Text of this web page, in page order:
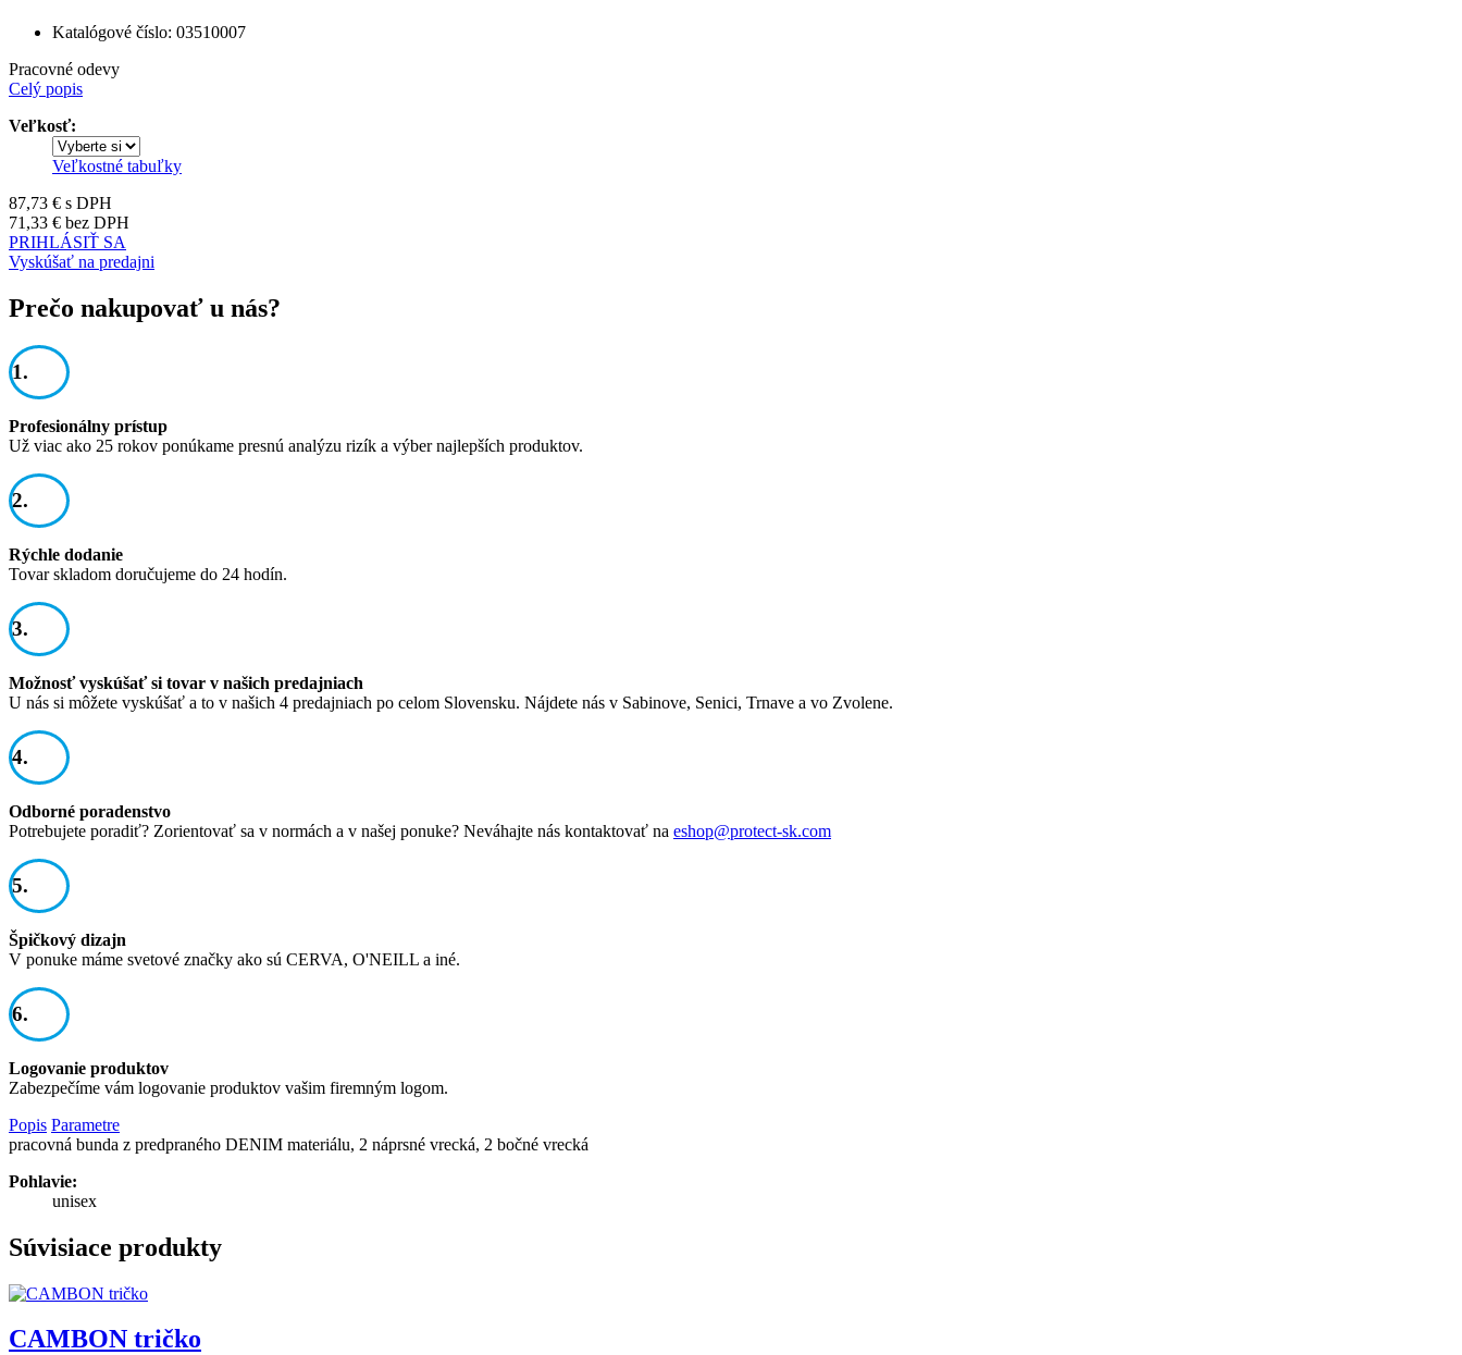
Katalógové číslo: 03510007
Pracovné odevy
Celý popis
Veľkosť:
Veľkostné tabuľky
87,73 € s DPH
71,33 € bez DPH
PRIHLÁSIŤ SA
Vyskúšať na predajni
Prečo nakupovať u nás?
1.
Profesionálny prístup
Už viac ako 25 rokov ponúkame presnú analýzu rizík a výber najlepších produktov.
2.
Rýchle dodanie
Tovar skladom doručujeme do 24 hodín.
3.
Možnosť vyskúšať si tovar v našich predajniach
U nás si môžete vyskúšať a to v našich 4 predajniach po celom Slovensku. Nájdete nás v Sabinove, Senici, Trnave a vo Zvolene.
4.
Odborné poradenstvo
Potrebujete poradiť? Zorientovať sa v normách a v našej ponuke? Neváhajte nás kontaktovať na eshop@protect-sk.com
5.
Špičkový dizajn
V ponuke máme svetové značky ako sú CERVA, O'NEILL a iné.
6.
Logovanie produktov
Zabezpečíme vám logovanie produktov vašim firemným logom.
Popis Parametre
pracovná bunda z predpraného DENIM materiálu, 2 náprsné vrecká, 2 bočné vrecká
Pohlavie:
unisex
Súvisiace produkty
CAMBON tričko